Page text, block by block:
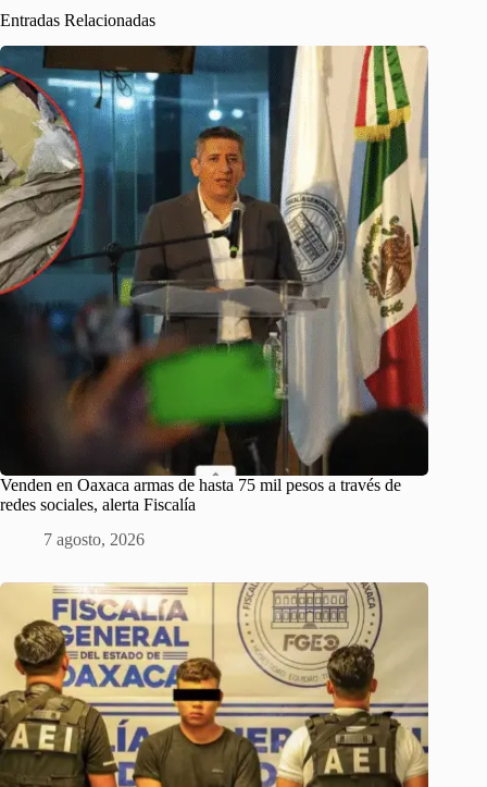
Entradas Relacionadas
Venden en Oaxaca armas de hasta 75 mil pesos a través de
redes sociales, alerta Fiscalía
7 agosto, 2026